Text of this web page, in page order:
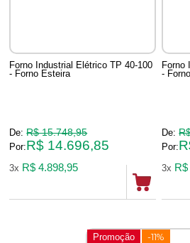
Forno Industrial Elétrico TP 40-100
- Forno Esteira
De: R$ 15.748,95
Por:R$ 14.696,85
3x R$ 4.898,95
Forno
-
De:
Por:
3x
Promoção -11%